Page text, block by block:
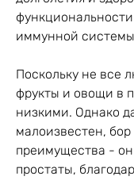
иммунной
Поскольку не все
фрукты и овощи в
низкими. Однако
малоизвестен,
преимущества -
простаты,